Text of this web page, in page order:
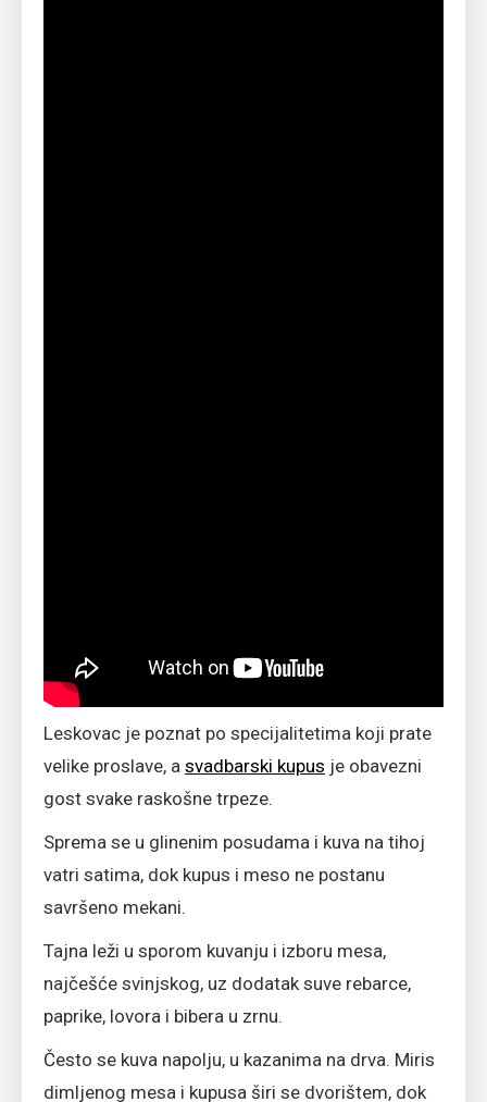
Leskovac je poznat po specijalitetima koji prate
velike proslave, a svadbarski kupus je obavezni
gost svake raskošne trpeze.
Sprema se u glinenim posudama i kuva na tihoj
vatri satima, dok kupus i meso ne postanu
savršeno mekani.
Tajna leži u sporom kuvanju i izboru mesa,
najčešće svinjskog, uz dodatak suve rebarce,
paprike, lovora i bibera u zrnu.
Često se kuva napolju, u kazanima na drva. Miris
dimljenog mesa i kupusa širi se dvorištem, dok